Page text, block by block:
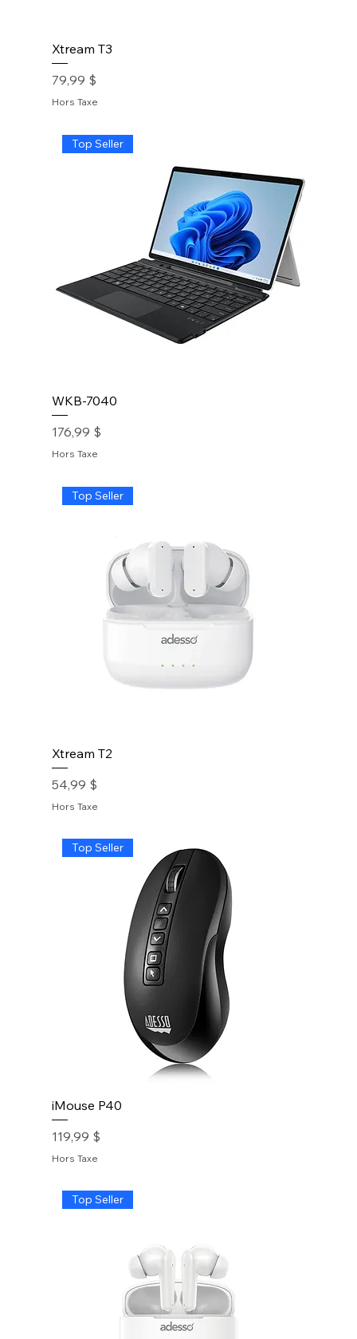
Xtream T3
Prix
79,99 $
Hors Taxe
Top Seller
WKB-7040
Prix
176,99 $
Hors Taxe
Top Seller
Xtream T2
Prix
54,99 $
Hors Taxe
Top Seller
iMouse P40
Prix
119,99 $
Hors Taxe
Top Seller